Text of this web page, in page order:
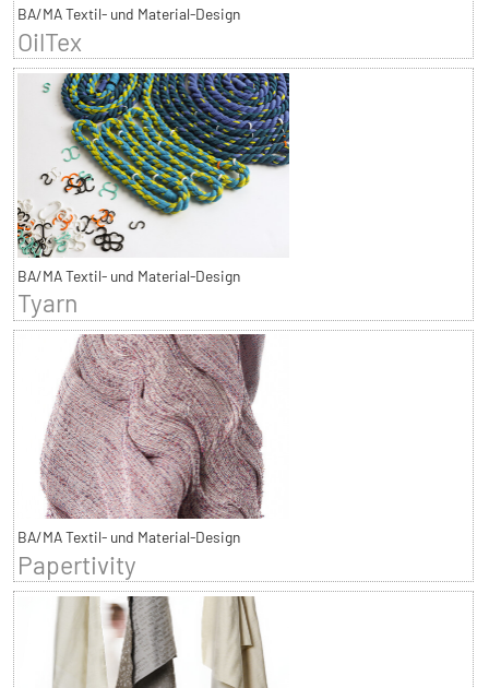
BA/MA Textil- und Material-Design
OilTex
BA/MA Textil- und Material-Design
Tyarn
BA/MA Textil- und Material-Design
Papertivity